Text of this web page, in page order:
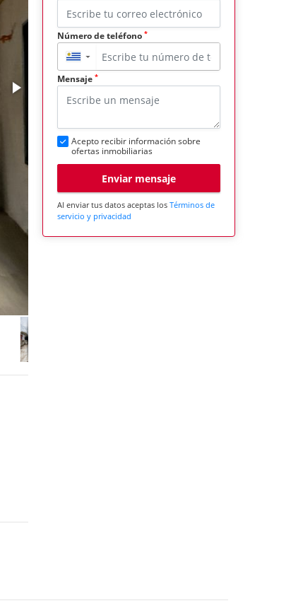
Número de teléfono *
▼
Mensaje *
Acepto recibir información sobre
ofertas inmobiliarias
Enviar mensaje
Al enviar tus datos aceptas los Términos de
servicio y privacidad